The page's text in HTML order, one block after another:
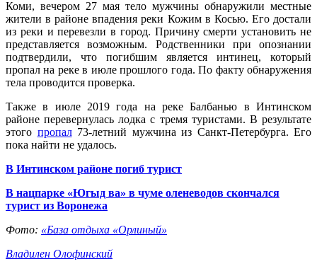
Коми, вечером 27 мая тело мужчины обнаружили местные
жители в районе впадения реки Кожим в Косью. Его достали
из реки и перевезли в город. Причину смерти установить не
представляется возможным. Родственники при опознании
подтвердили, что погибшим является интинец, который
пропал на реке в июле прошлого года. По факту обнаружения
тела проводится проверка.
Также в июле 2019 года на реке Балбанью в Интинском
районе перевернулась лодка с тремя туристами. В результате
этого пропал73-летний мужчина из Санкт-Петербурга. Его
пока найти не удалось.
В Интинском районе погиб турист
В нацпарке «Югыд ва» в чуме оленеводов скончался
турист из Воронежа
Фото: «База отдыха «Орлиный»
Владилен Олофинский